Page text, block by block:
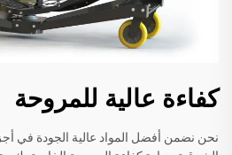
كفاءة عالية للمروحة
نحن نضمن أفضل المواد عالية الجودة في